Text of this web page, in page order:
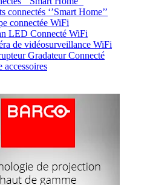
connectés ‘’Smart Home’’
connectée WiFi
LED Connecté WiFi
de vidéosurveillance WiFi
Gradateur Connecté
accessoires